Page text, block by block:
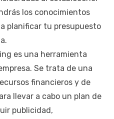
los conocimientos
planificar tu presupuesto
es una herramienta
Se trata de una
financieros y de
llevar a cabo un plan de
publicidad,